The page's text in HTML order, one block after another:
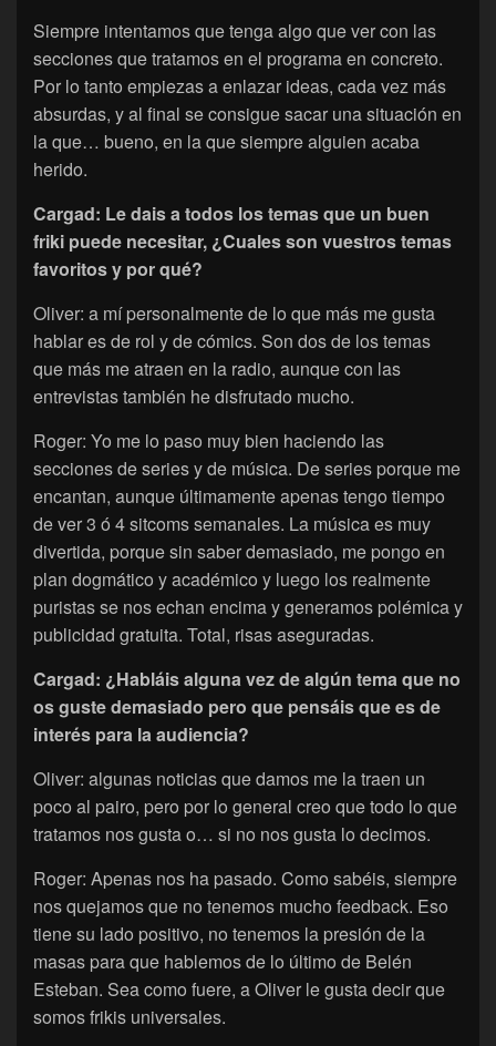
Siempre intentamos que tenga algo que ver con las
secciones que tratamos en el programa en concreto.
Por lo tanto empiezas a enlazar ideas, cada vez más
absurdas, y al final se consigue sacar una situación en
la que… bueno, en la que siempre alguien acaba
herido.
Cargad: Le dais a todos los temas que un buen
friki puede necesitar, ¿Cuales son vuestros temas
favoritos y por qué?
Oliver: a mí personalmente de lo que más me gusta
hablar es de rol y de cómics. Son dos de los temas
que más me atraen en la radio, aunque con las
entrevistas también he disfrutado mucho.
Roger: Yo me lo paso muy bien haciendo las
secciones de series y de música. De series porque me
encantan, aunque últimamente apenas tengo tiempo
de ver 3 ó 4 sitcoms semanales. La música es muy
divertida, porque sin saber demasiado, me pongo en
plan dogmático y académico y luego los realmente
puristas se nos echan encima y generamos polémica y
publicidad gratuita. Total, risas aseguradas.
Cargad: ¿Habláis alguna vez de algún tema que no
os guste demasiado pero que pensáis que es de
interés para la audiencia?
Oliver: algunas noticias que damos me la traen un
poco al pairo, pero por lo general creo que todo lo que
tratamos nos gusta o… si no nos gusta lo decimos.
Roger: Apenas nos ha pasado. Como sabéis, siempre
nos quejamos que no tenemos mucho feedback. Eso
tiene su lado positivo, no tenemos la presión de la
masas para que hablemos de lo último de Belén
Esteban. Sea como fuere, a Oliver le gusta decir que
somos frikis universales.